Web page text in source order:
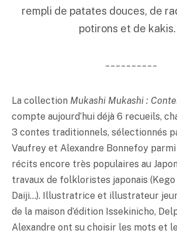
rempli de patates douces, de
potirons et de kakis.
La collection Mukashi Mukashi :
compte aujourd’hui déjà 6 recueils,
3 contes traditionnels, sélectionnés
Vaufrey et Alexandre Bonnefoy
récits encore très populaires au
travaux de folkloristes japonais (Kego
Daiji…). Illustratrice et illustrateur
de la maison d’édition Issekinicho,
Alexandre ont su choisir les mots et